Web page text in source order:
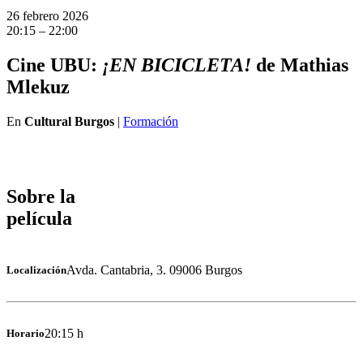
26 febrero 2026
20:15 – 22:00
Cine UBU: ¡EN BICICLETA! de Mathias
Mlekuz
En Cultural Burgos | Formación
Sobre la
película
LocalizaciónAvda. Cantabria, 3. 09006 Burgos
Horario20:15 h